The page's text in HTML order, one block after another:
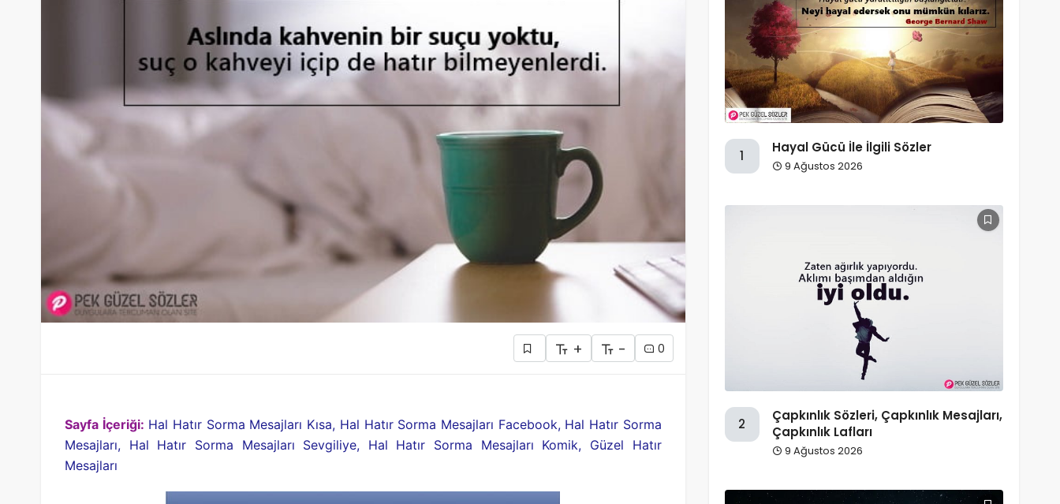
+ - 0
Sayfa İçeriği: Hal Hatır Sorma Mesajları Kısa, Hal Hatır Sorma Mesajları Facebook, Hal Hatır Sorma
Mesajları, Hal Hatır Sorma Mesajları Sevgiliye, Hal Hatır Sorma Mesajları Komik, Güzel Hatır
Mesajları
1
Hayal Gücü İle İlgili Sözler
9 Ağustos 2026
2
Çapkınlık Sözleri, Çapkınlık Mesajları,
Çapkınlık Lafları
9 Ağustos 2026